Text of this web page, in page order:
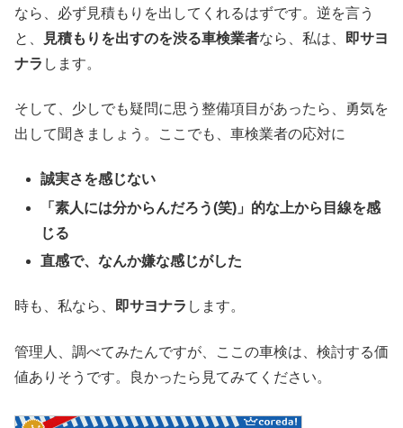
なら、必ず見積もりを出してくれるはずです。逆を言う
と、
見積もりを出すのを渋る車検業者なら、私は、
即サヨ
ナラ します。
そして、少しでも疑問に思う整備項目があったら、勇気を
出して聞きましょう。ここでも、車検業者の応対に
誠実さを感じない
「素人には分からんだろう(笑)」的な上から目線を感
じる
直感で、なんか嫌な感じがした
時も、私なら、 即サヨナラ します。
管理人、調べてみたんですが、ここの車検は、検討する価
値ありそうです。良かったら見てみてください。